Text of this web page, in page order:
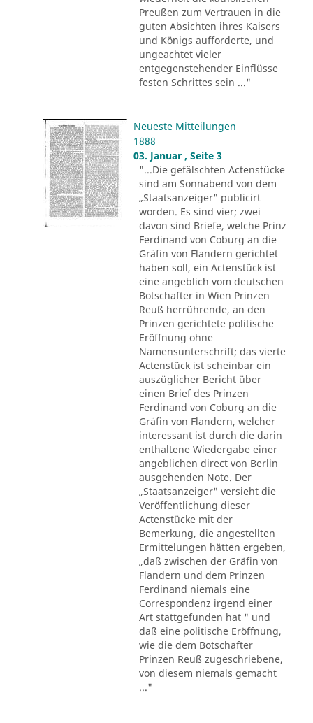
Preußen zum Vertrauen in die
guten Absichten ihres Kaisers
und Königs aufforderte, und
ungeachtet vieler
entgegenstehender Einflüsse
festen Schrittes sein ..."
Neueste Mitteilungen
1888
03. Januar , Seite 3
"...Die gefälschten Actenstücke
sind am Sonnabend von dem
„Staatsanzeiger" publicirt
worden. Es sind vier; zwei
davon sind Briefe, welche Prinz
Ferdinand von Coburg an die
Gräfin von Flandern gerichtet
haben soll, ein Actenstück ist
eine angeblich vom deutschen
Botschafter in Wien Prinzen
Reuß herrührende, an den
Prinzen gerichtete politische
Eröffnung ohne
Namensunterschrift; das vierte
Actenstück ist scheinbar ein
auszüglicher Bericht über
einen Brief des Prinzen
Ferdinand von Coburg an die
Gräfin von Flandern, welcher
interessant ist durch die darin
enthaltene Wiedergabe einer
angeblichen direct von Berlin
ausgehenden Note. Der
„Staatsanzeiger" versieht die
Veröffentlichung dieser
Actenstücke mit der
Bemerkung, die angestellten
Ermittelungen hätten ergeben,
„daß zwischen der Gräfin von
Flandern und dem Prinzen
Ferdinand niemals eine
Correspondenz irgend einer
Art stattgefunden hat " und
daß eine politische Eröffnung,
wie die dem Botschafter
Prinzen Reuß zugeschriebene,
von diesem niemals gemacht
..."